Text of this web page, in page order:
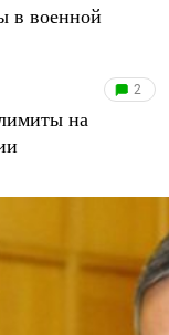
в военной
2
на